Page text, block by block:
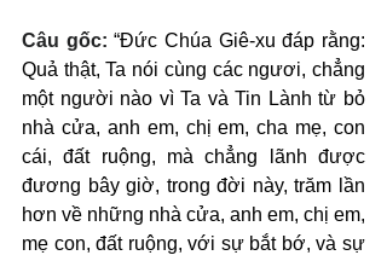
Câu gốc: “Đức Chúa Giê-xu đáp rằng:
Quả thật, Ta nói cùng các ngươi, chẳng
một người nào vì Ta và Tin Lành từ bỏ
nhà cửa, anh em, chị em, cha mẹ, con
cái, đất ruộng, mà chẳng lãnh được
đương bây giờ, trong đời này, trăm lần
hơn về những nhà cửa, anh em, chị em,
mẹ con, đất ruộng, với sự bắt bớ, và sự